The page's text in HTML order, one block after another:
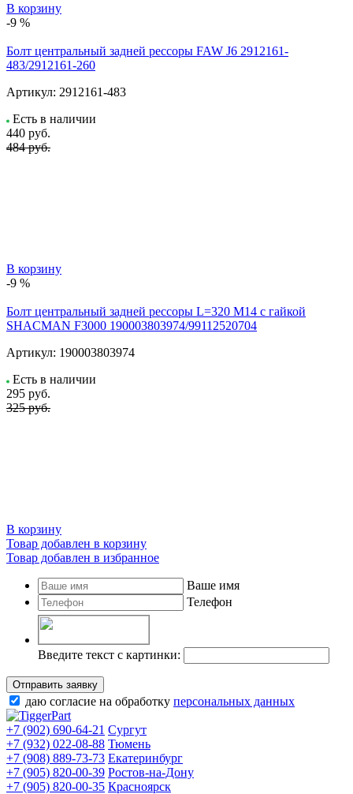
В корзину
-9 %
Болт центральный задней рессоры FAW J6 2912161-
483/2912161-260
Артикул: 2912161-483
Есть в наличии
440 руб.
484 руб.
В корзину
-9 %
Болт центральный задней рессоры L=320 M14 с гайкой
SHACMAN F3000 190003803974/99112520704
Артикул: 190003803974
Есть в наличии
295 руб.
325 руб.
В корзину
Товар добавлен в корзину
Товар добавлен в избранное
Ваше имя
Телефон
Введите текст с картинки:
Отправить заявку
даю согласие на обработку персональных данных
+7 (902) 690-64-21 Сургут
+7 (932) 022-08-88 Тюмень
+7 (908) 889-73-73 Екатеринбург
+7 (905) 820-00-39 Ростов-на-Дону
+7 (905) 820-00-35 Красноярск